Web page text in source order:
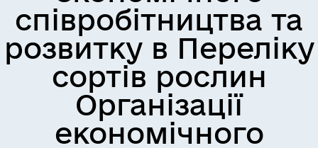
співробітництва та
розвитку в Переліку
сортів рослин
Організації
економічного